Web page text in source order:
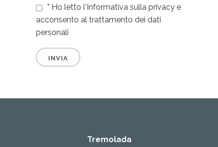
* Ho letto l'Informativa sulla privacy e
acconsento al trattamento dei dati
personali
Tremolada